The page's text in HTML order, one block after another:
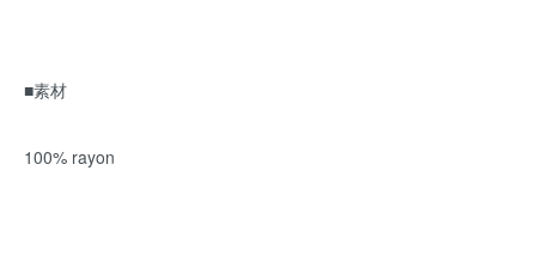
■素材
100% rayon